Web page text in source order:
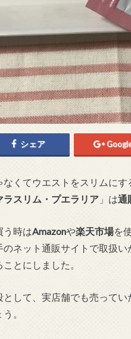
シェア
くてウエストをスリムに
ラスリム・プエラリア 」は通
う時はAmazonや楽天市場を
ネット通販サイトで取扱
とにしました。
として、実店舗でも売って
。